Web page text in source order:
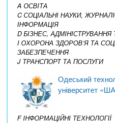
A ОСВІТА
C СОЦІАЛЬНІ НАУКИ,
ІНФОРМАЦІЯ
D БІЗНЕС,
I ОХОРОНА ЗДОРОВ’Я ТА
ЗАБЕЗПЕЧЕННЯ
J ТРАНСПОРТ ТА ПОСЛУГИ
Одеський
університет
F ІНФОРМАЦІЙНІ ТЕХНОЛОГІЇ